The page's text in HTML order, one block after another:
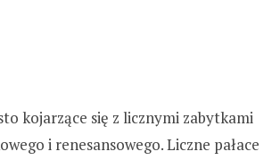
kojarzące się z licznymi zabytkami
i renesansowego. Liczne pałace